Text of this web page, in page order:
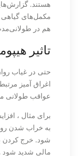
هستند.
مکمل‌های
هم در
تاثیر
حتی در غیاب
اغراق آمیز
عواقب طولانی
برای مثال ،
شود. خرج کردن
مالی شدید شود